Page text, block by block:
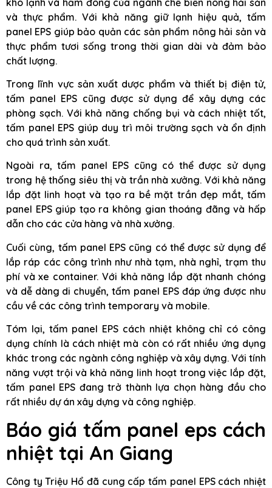
và thực phẩm. Với khả năng giữ lạnh hiệu quả, tấm
panel EPS giúp bảo quản các sản phẩm nông hải sản và
thực phẩm tươi sống trong thời gian dài và đảm bảo
chất lượng.
Trong lĩnh vực sản xuất dược phẩm và thiết bị điện tử,
tấm panel EPS cũng được sử dụng để xây dựng các
phòng sạch. Với khả năng chống bụi và cách nhiệt tốt,
tấm panel EPS giúp duy trì môi trường sạch và ổn định
cho quá trình sản xuất.
Ngoài ra, tấm panel EPS cũng có thể được sử dụng
trong hệ thống siêu thị và trần nhà xưởng. Với khả năng
lắp đặt linh hoạt và tạo ra bề mặt trần đẹp mắt, tấm
panel EPS giúp tạo ra không gian thoáng đãng và hấp
dẫn cho các cửa hàng và nhà xưởng.
Cuối cùng, tấm panel EPS cũng có thể được sử dụng để
lắp ráp các công trình như nhà tạm, nhà nghỉ, trạm thu
phí và xe container. Với khả năng lắp đặt nhanh chóng
và dễ dàng di chuyển, tấm panel EPS đáp ứng được nhu
cầu về các công trình temporary và mobile.
Tóm lại, tấm panel EPS cách nhiệt không chỉ có công
dụng chính là cách nhiệt mà còn có rất nhiều ứng dụng
khác trong các ngành công nghiệp và xây dựng. Với tính
năng vượt trội và khả năng linh hoạt trong việc lắp đặt,
tấm panel EPS đang trở thành lựa chọn hàng đầu cho
rất nhiều dự án xây dựng và công nghiệp.
Báo giá tấm panel eps cách
nhiệt tại An Giang
Công ty Triệu Hổ đã cung cấp tấm panel EPS cách nhiệt